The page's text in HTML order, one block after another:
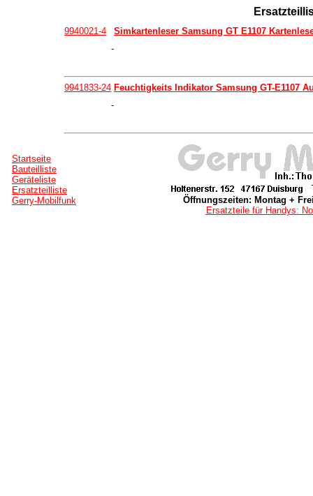
9940021-4
-
Simkartenleser Samsung GT E1107
9941833-24
-
Feuchtigkeits Indikator Samsung GT-E1107
Startseite
Bauteilliste
Geräteliste
Ersatzteilliste
Gerry-Mobilfunk
Öffnungszeiten: Montag +
Ersatzteile für Handys: